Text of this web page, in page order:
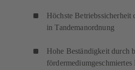
Höchste
in Tandemanordnung
Hohe Beständigkeit durch